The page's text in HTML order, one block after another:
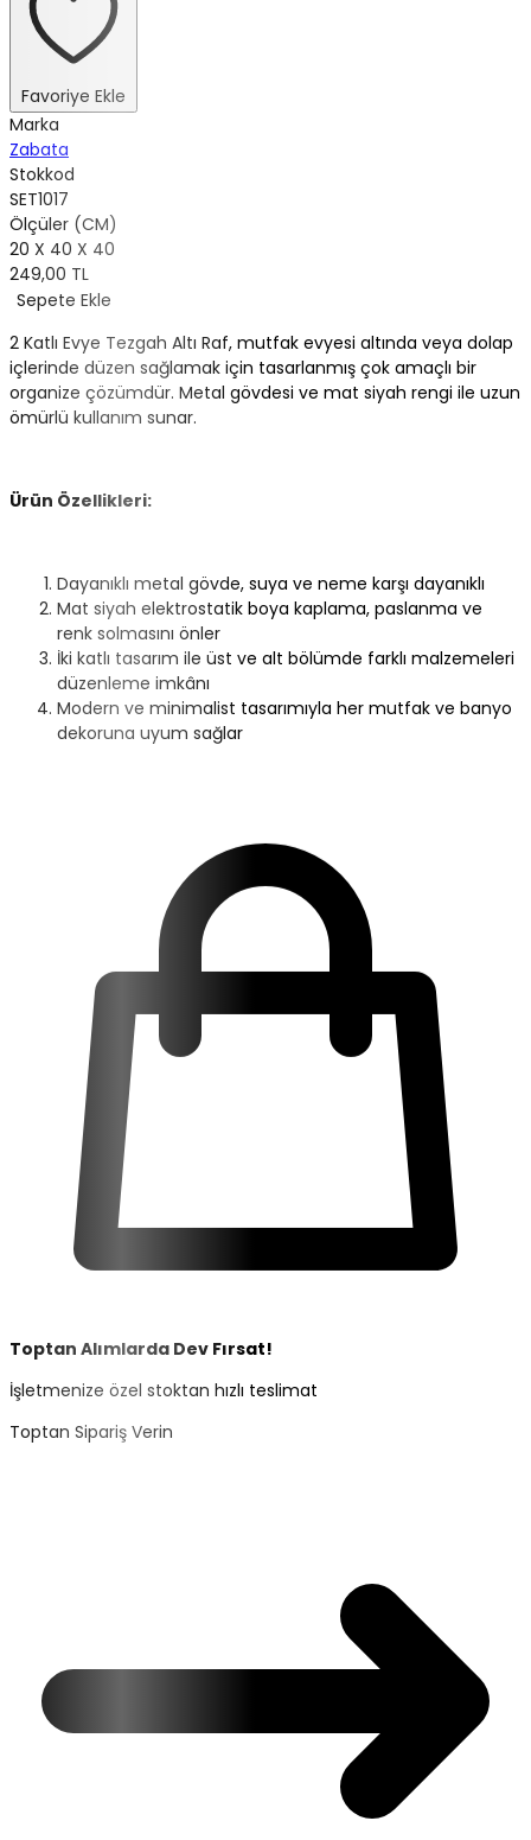
Favoriye Ekle
Marka
Zabata
Stokkod
SET1017
Ölçüler (CM)
20 X 40 X 40
249,00 TL
Sepete Ekle
2 Katlı Evye Tezgah Altı Raf, mutfak evyesi altında veya dolap
içlerinde düzen sağlamak için tasarlanmış çok amaçlı bir
organize çözümdür. Metal gövdesi ve mat siyah rengi ile uzun
ömürlü kullanım sunar.
Ürün Özellikleri:
Dayanıklı metal gövde, suya ve neme karşı dayanıklı
Mat siyah elektrostatik boya kaplama, paslanma ve
renk solmasını önler
İki katlı tasarım ile üst ve alt bölümde farklı malzemeleri
düzenleme imkânı
Modern ve minimalist tasarımıyla her mutfak ve banyo
dekoruna uyum sağlar
Toptan Alımlarda Dev Fırsat!
İşletmenize özel stoktan hızlı teslimat
Toptan Sipariş Verin